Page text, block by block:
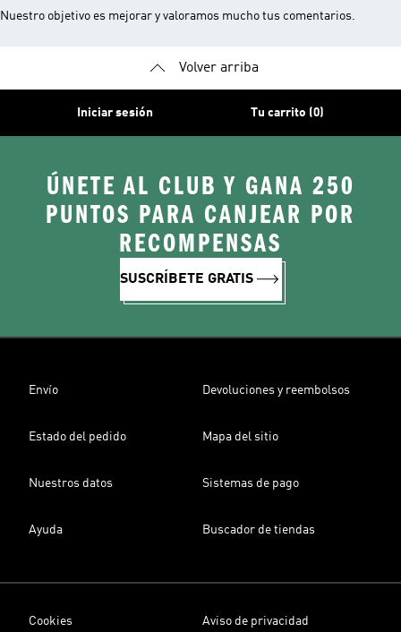
Nuestro objetivo es mejorar y valoramos mucho tus comentarios.
Volver arriba
Iniciar sesión Tu carrito (0)
ÚNETE AL CLUB Y GANA 250
PUNTOS PARA CANJEAR POR
RECOMPENSAS
SUSCRÍBETE GRATIS
Envío Devoluciones y reembolsos
Estado del pedido Mapa del sitio
Nuestros datos Sistemas de pago
Ayuda Buscador de tiendas
Cookies Aviso de privacidad